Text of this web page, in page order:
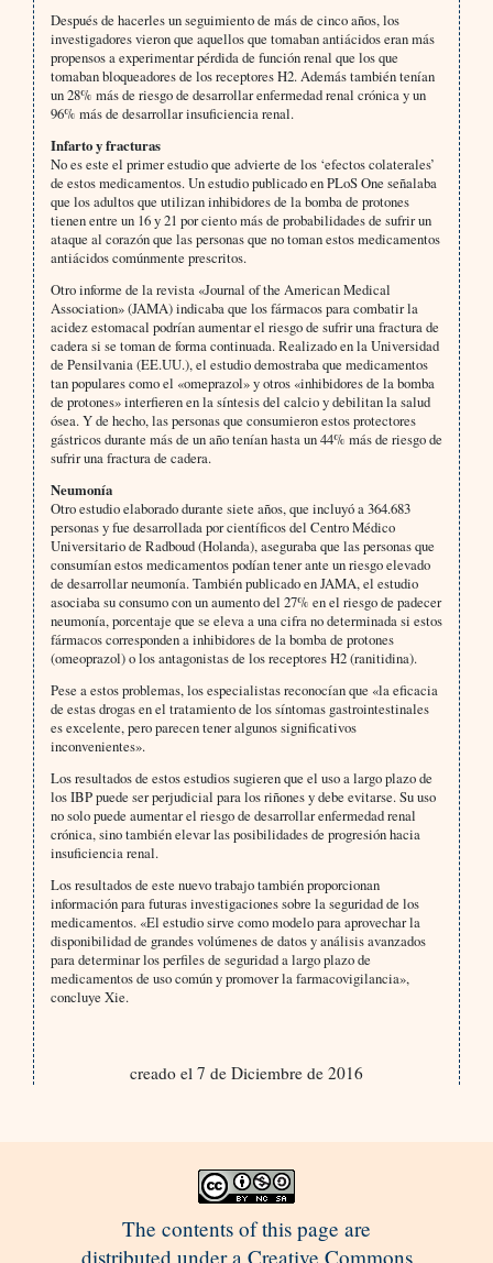
Después de hacerles un seguimiento de más de cinco años, los
investigadores vieron que aquellos que tomaban antiácidos eran más
propensos a experimentar pérdida de función renal que los que
tomaban bloqueadores de los receptores H2. Además también tenían
un 28% más de riesgo de desarrollar enfermedad renal crónica y un
96% más de desarrollar insuficiencia renal.
Infarto y fracturas
No es este el primer estudio que advierte de los ‘efectos colaterales’
de estos medicamentos. Un estudio publicado en PLoS One señalaba
que los adultos que utilizan inhibidores de la bomba de protones
tienen entre un 16 y 21 por ciento más de probabilidades de sufrir un
ataque al corazón que las personas que no toman estos medicamentos
antiácidos comúnmente prescritos.
Otro informe de la revista «Journal of the American Medical
Association» (JAMA) indicaba que los fármacos para combatir la
acidez estomacal podrían aumentar el riesgo de sufrir una fractura de
cadera si se toman de forma continuada. Realizado en la Universidad
de Pensilvania (EE.UU.), el estudio demostraba que medicamentos
tan populares como el «omeprazol» y otros «inhibidores de la bomba
de protones» interfieren en la síntesis del calcio y debilitan la salud
ósea. Y de hecho, las personas que consumieron estos protectores
gástricos durante más de un año tenían hasta un 44% más de riesgo de
sufrir una fractura de cadera.
Neumonía
Otro estudio elaborado durante siete años, que incluyó a 364.683
personas y fue desarrollada por científicos del Centro Médico
Universitario de Radboud (Holanda), aseguraba que las personas que
consumían estos medicamentos podían tener ante un riesgo elevado
de desarrollar neumonía. También publicado en JAMA, el estudio
asociaba su consumo con un aumento del 27% en el riesgo de padecer
neumonía, porcentaje que se eleva a una cifra no determinada si estos
fármacos corresponden a inhibidores de la bomba de protones
(omeoprazol) o los antagonistas de los receptores H2 (ranitidina).
Pese a estos problemas, los especialistas reconocían que «la eficacia
de estas drogas en el tratamiento de los síntomas gastrointestinales
es excelente, pero parecen tener algunos significativos
inconvenientes».
Los resultados de estos estudios sugieren que el uso a largo plazo de
los IBP puede ser perjudicial para los riñones y debe evitarse. Su uso
no solo puede aumentar el riesgo de desarrollar enfermedad renal
crónica, sino también elevar las posibilidades de progresión hacia
insuficiencia renal.
Los resultados de este nuevo trabajo también proporcionan
información para futuras investigaciones sobre la seguridad de los
medicamentos. «El estudio sirve como modelo para aprovechar la
disponibilidad de grandes volúmenes de datos y análisis avanzados
para determinar los perfiles de seguridad a largo plazo de
medicamentos de uso común y promover la farmacovigilancia»,
concluye Xie.
creado el 7 de Diciembre de 2016
The contents of this page are
distributed under a Creative Commons